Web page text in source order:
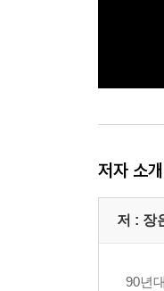
저자 소개
저 : 장
90년